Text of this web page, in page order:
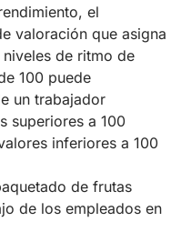
el
valoración que asigna
de ritmo de
100 puede
un trabajador
superiores a 100
inferiores a 100
de frutas
de los empleados en